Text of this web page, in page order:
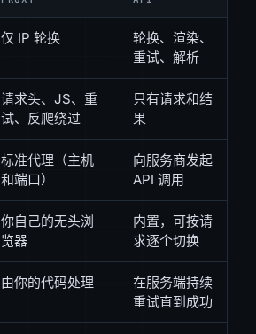
仅 IP 轮换
轮换、渲染、
重试、解析
请求头、JS、重
试、反爬绕过
只有请求和结
果
标准代理（主机
和端口）
向服务商发起
API 调用
你自己的无头浏
览器
内置，可按请
求逐个切换
由你的代码处理
在服务端持续
重试直到成功